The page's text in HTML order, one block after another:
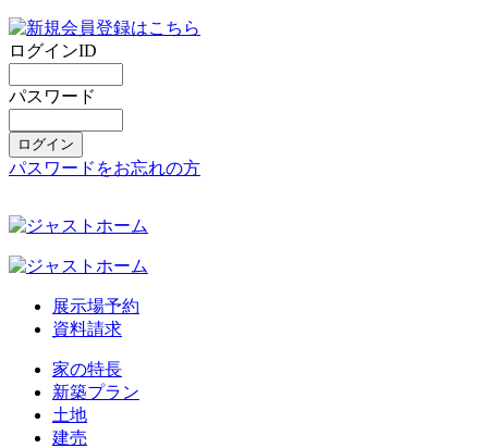
ログインID
パスワード
パスワードをお忘れの方
展示場予約
資料請求
家の特長
新築プラン
土地
建売